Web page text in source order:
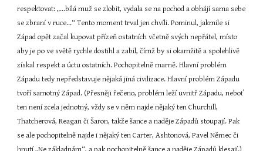
respektovat: „...bílá muž se zlobit, vydala se na pochod a obhájí sama sebe
se zbraní v ruce...“ Tento moment trval jen chvíli. Pominul, jakmile si
Západ opět začal kupovat přízeň ostatních včetně svých nepřátel, místo
aby je po ve světě rychle dostihl a zabil, čímž by si okamžitě a spolehlivě
získal respekt a úctu ostatních. Pochopitelně marně. Hlavní problém
Západu tedy nepředstavuje nějaká jiná civilizace. Hlavní problém Západu
tvoří samotný Západ. (Přesněji řečeno, problém leží uvnitř Západu, neboť
ten není zcela jednotný, vždy se v něm najde nějaký ten Churchill,
Thatcherová, Reagan či Šaron, takže šance a naděje Západů stoupají. Pak
se ale pochopitelně najde i nějaký ten Carter, Ashtonová, Pavel Němec či